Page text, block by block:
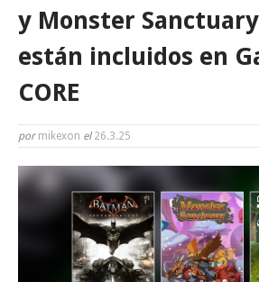
y Monster
están incluidos en
CORE
por mikexon el26.3.25